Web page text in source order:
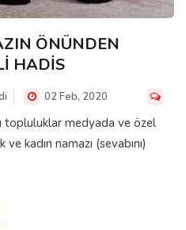
ÖNÜNDEN
HADİS
02 Feb, 2020
topluluklar medyada ve özel
kadın namazı (sevabını)